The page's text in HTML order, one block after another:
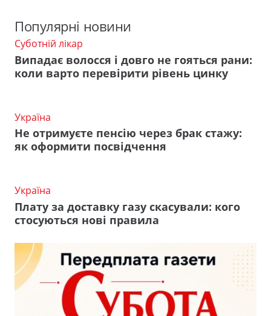
Популярні новини
Суботній лікар
Випадає волосся і довго не гояться рани:
коли варто перевірити рівень цинку
Україна
Не отримуєте пенсію через брак стажу:
як оформити посвідчення
Україна
Плату за доставку газу скасували: кого
стосуються нові правила